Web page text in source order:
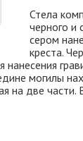
Стела
черного и
сером
креста.
нанесения
могилы
на две части.